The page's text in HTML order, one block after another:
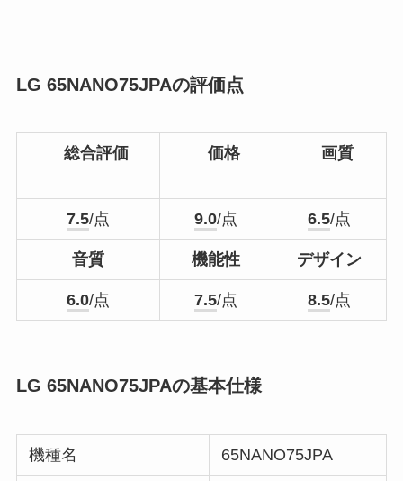
LG 65NANO75JPAの評価点
総合評価 価格 画質
7.5/点 9.0/点 6.5/点
音質 機能性 デザイン
6.0/点 7.5/点 8.5/点
LG 65NANO75JPAの基本仕様
機種名 65NANO75JPA